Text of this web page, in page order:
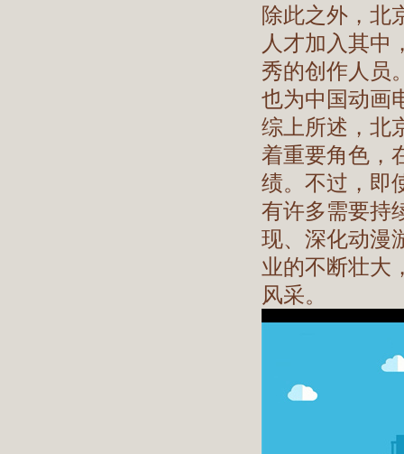
除此之外，北
人才加入其中
秀的创作人员
也为中国动画
综上所述，北
着重要角色，
绩。不过，即
有许多需要持
现、深化动漫
业的不断壮大
风采。